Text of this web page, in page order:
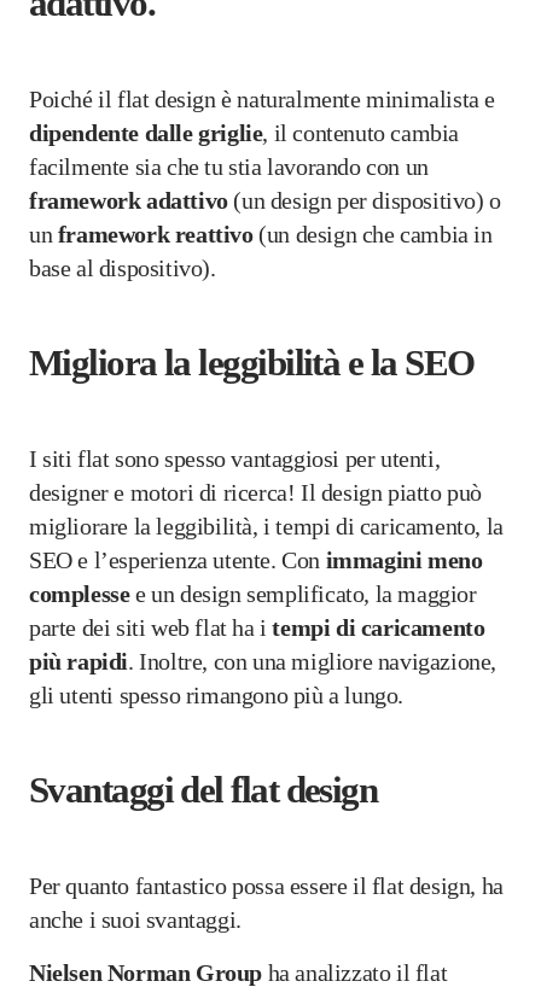
Poiché il flat design è naturalmente minimalista e
dipendente dalle griglie, il contenuto cambia
facilmente sia che tu stia lavorando con un
framework adattivo(un design per dispositivo) o
un framework reattivo(un design che cambia in
base al dispositivo).
Migliora la leggibilità e la SEO
I siti flat sono spesso vantaggiosi per utenti,
designer e motori di ricerca! Il design piatto può
migliorare la leggibilità, i tempi di caricamento, la
SEO e l’esperienza utente. Con immagini meno
complessee un design semplificato, la maggior
parte dei siti web flat ha itempi di caricamento
più rapidi. Inoltre, con una migliore navigazione,
gli utenti spesso rimangono più a lungo.
Svantaggi del flat design
Per quanto fantastico possa essere il flat design, ha
anche i suoi svantaggi.
Nielsen Norman Group ha analizzato il flat